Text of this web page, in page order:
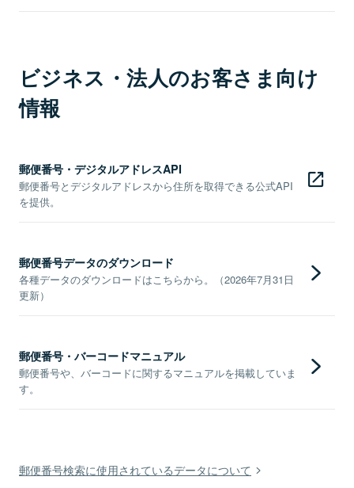
ビジネス・法人のお客さま向け
情報
郵便番号・デジタルアドレスAPI
郵便番号とデジタルアドレスから住所を取得できる公式API
を提供。
郵便番号データのダウンロード
各種データのダウンロードはこちらから。（2026年7月31日
更新）
郵便番号・バーコードマニュアル
郵便番号や、バーコードに関するマニュアルを掲載していま
す。
郵便番号検索に使用されているデータについて